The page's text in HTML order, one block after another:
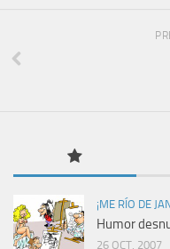
¡ME RÍO DE
Humor
26 OCT, 2007